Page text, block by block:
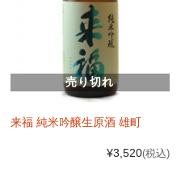
売り切れ
来福 純米吟醸生原酒 雄町
¥3,520(税込)